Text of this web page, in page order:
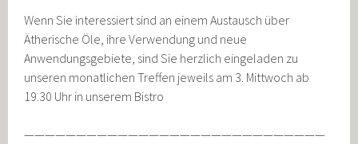
Wenn Sie interessiert sind an einem Austausch über
Ätherische Öle, ihre Verwendung und neue
Anwendungsgebiete, sind Sie herzlich eingeladen zu
unseren monatlichen Treffen jeweils am 3. Mittwoch ab
19.30 Uhr in unserem Bistro
—————————————————————————————